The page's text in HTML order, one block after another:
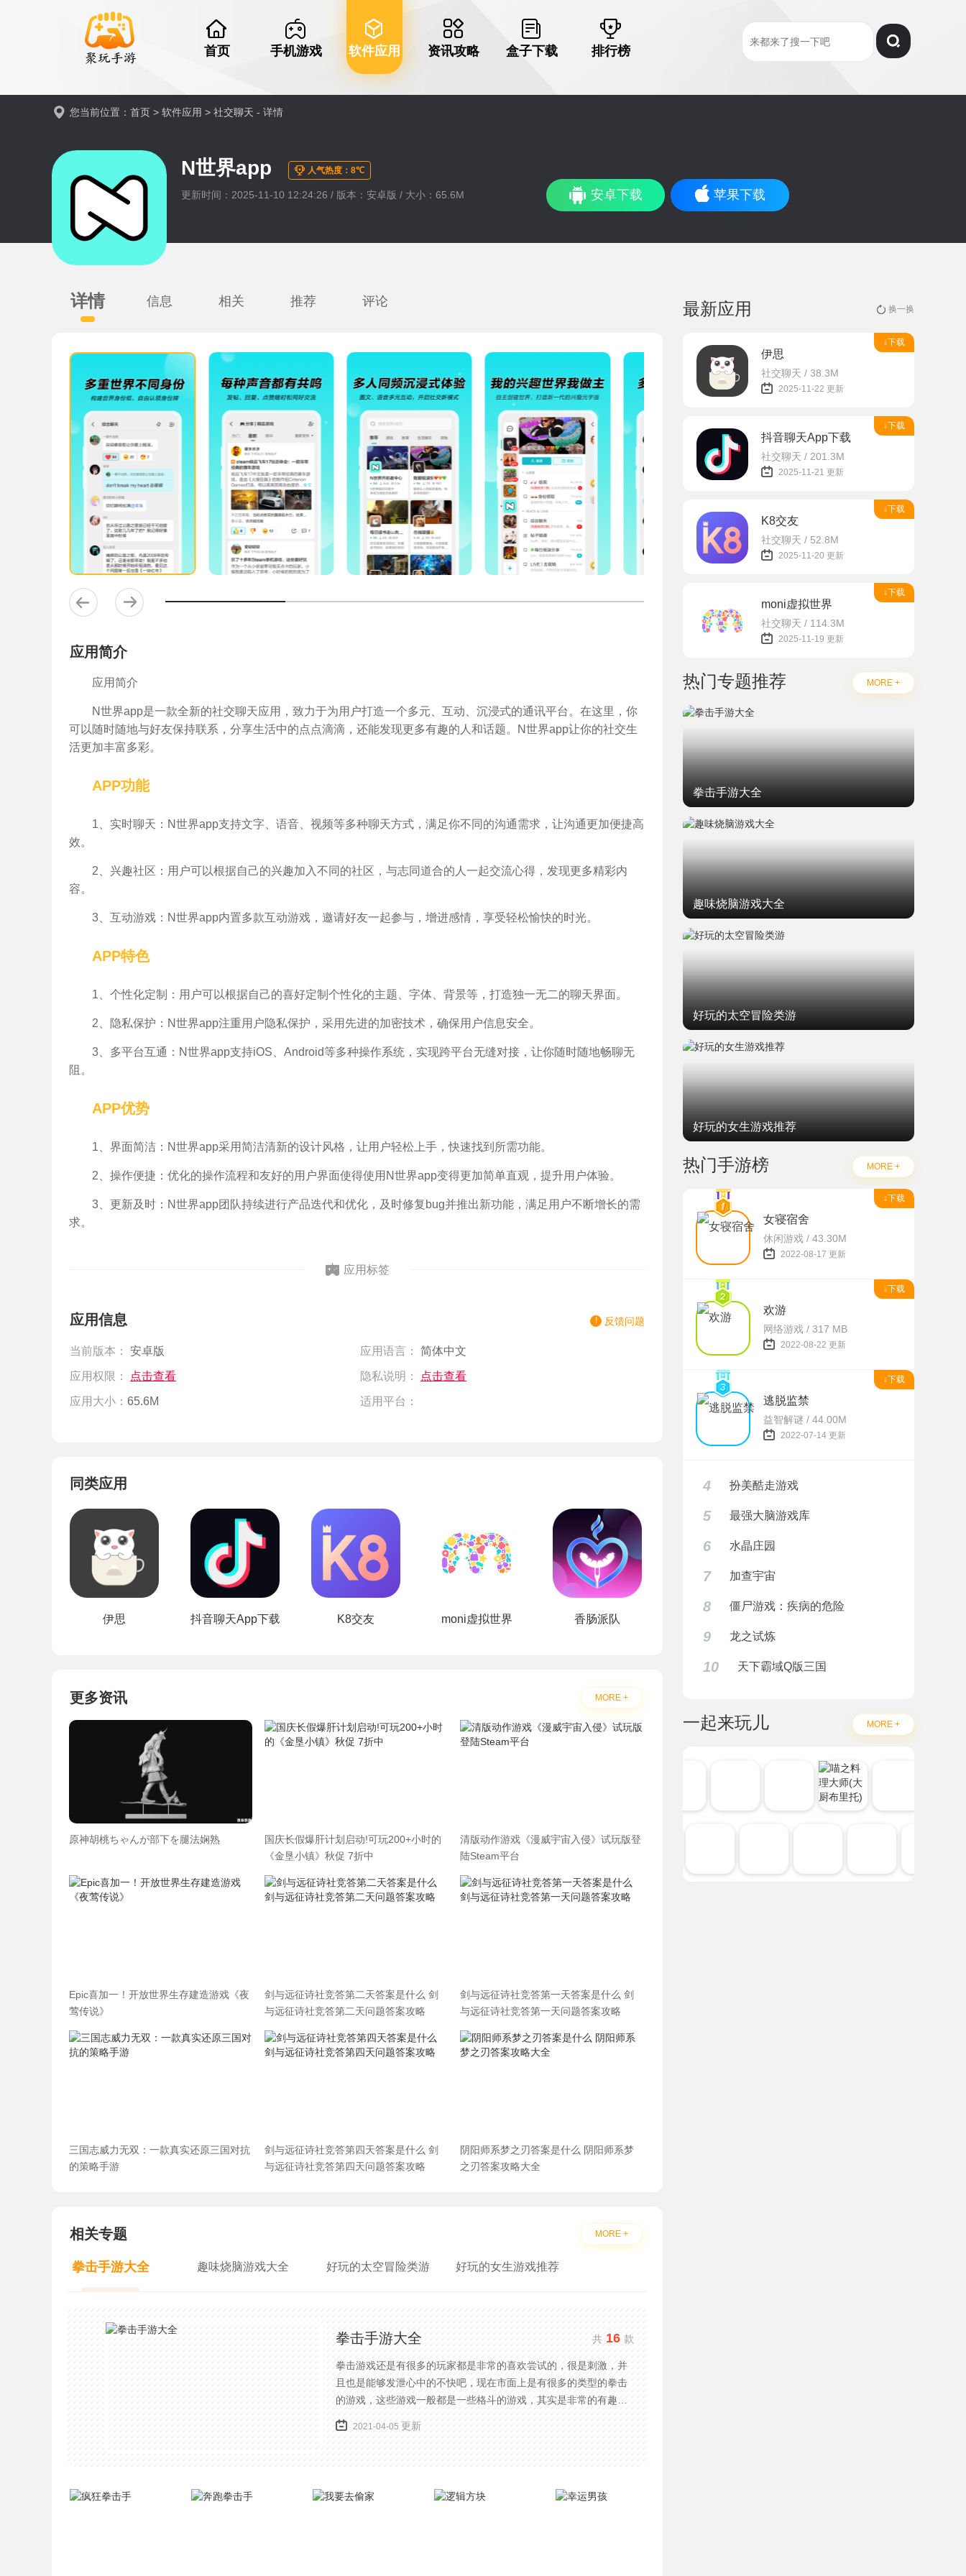
首页 手机游戏 软件应用 资讯攻略 盒子下载 排行榜
您当前位置： 首页 > 软件应用 > 社交聊天 - 详情
N世界app 人气热度：8℃
更新时间：2025-11-10 12:24:26 / 版本：安卓版 / 大小：65.6M 安卓下载 苹果下载
详情 信息 相关 推荐 评论
应用简介
应用简介
N世界app是一款全新的社交聊天应用，致力于为用户打造一个多元、互动、沉浸式的通讯平台。在这里，你
可以随时随地与好友保持联系，分享生活中的点点滴滴，还能发现更多有趣的人和话题。N世界app让你的社交生
活更加丰富多彩。
APP功能
1、实时聊天：N世界app支持文字、语音、视频等多种聊天方式，满足你不同的沟通需求，让沟通更加便捷高
效。
2、兴趣社区：用户可以根据自己的兴趣加入不同的社区，与志同道合的人一起交流心得，发现更多精彩内
容。
3、互动游戏：N世界app内置多款互动游戏，邀请好友一起参与，增进感情，享受轻松愉快的时光。
APP特色
1、个性化定制：用户可以根据自己的喜好定制个性化的主题、字体、背景等，打造独一无二的聊天界面。
2、隐私保护：N世界app注重用户隐私保护，采用先进的加密技术，确保用户信息安全。
3、多平台互通：N世界app支持iOS、Android等多种操作系统，实现跨平台无缝对接，让你随时随地畅聊无
阻。
APP优势
1、界面简洁：N世界app采用简洁清新的设计风格，让用户轻松上手，快速找到所需功能。
2、操作便捷：优化的操作流程和友好的用户界面使得使用N世界app变得更加简单直观，提升用户体验。
3、更新及时：N世界app团队持续进行产品迭代和优化，及时修复bug并推出新功能，满足用户不断增长的需
求。
应用标签
应用信息 反馈问题
当前版本： 安卓版 应用语言： 简体中文
应用权限： 点击查看 隐私说明： 点击查看
应用大小： 65.6M 适用平台：
同类应用
伊思 抖音聊天App下载 K8交友 moni虚拟世界 香肠派队
更多资讯 MORE +
原神胡桃ちゃんが部下を腿法娴熟
国庆长假爆肝计划启动!可玩200+小时的
《金垦小镇》秋促 7折中
清版动作游戏《漫威宇宙入侵》试玩版登
陆Steam平台
Epic喜加一！开放世界生存建造游戏《夜
莺传说》
剑与远征诗社竞答第二天答案是什么 剑
与远征诗社竞答第二天问题答案攻略
剑与远征诗社竞答第一天答案是什么 剑
与远征诗社竞答第一天问题答案攻略
三国志威力无双：一款真实还原三国对抗
的策略手游
剑与远征诗社竞答第四天答案是什么 剑
与远征诗社竞答第四天问题答案攻略
阴阳师系梦之刃答案是什么 阴阳师系梦
之刃答案攻略大全
相关专题 MORE +
拳击手游大全 趣味烧脑游戏大全 好玩的太空冒险类游 好玩的女生游戏推荐
拳击手游大全 共16 款
拳击游戏还是有很多的玩家都是非常的喜欢尝试的，很是刺激，并
且也是能够发泄心中的不快吧，现在市面上是有很多的类型的拳击
的游戏，这些游戏一般都是一些格斗的游戏，其实是非常的有趣，
也是相当的刺激的，游戏中是有一些不同的场景都是能够去进行体
验的，我们也是能够去刺激的进行对战的，小编现在就是收集了一
2021-04-05 更新
最新应用 换一换
↓下载
伊思
社交聊天 / 38.3M
2025-11-22 更新
↓下载
抖音聊天App下载
社交聊天 / 201.3M
2025-11-21 更新
↓下载
K8交友
社交聊天 / 52.8M
2025-11-20 更新
↓下载
moni虚拟世界
社交聊天 / 114.3M
2025-11-19 更新
热门专题推荐 MORE +
拳击手游大全
趣味烧脑游戏大全
好玩的太空冒险类游
好玩的女生游戏推荐
热门手游榜 MORE +
↓下载
女寝宿舍
休闲游戏 / 43.30M
2022-08-17 更新
↓下载
欢游
网络游戏 / 317 MB
2022-08-22 更新
↓下载
逃脱监禁
益智解谜 / 44.00M
2022-07-14 更新
4 扮美酷走游戏
5 最强大脑游戏库
6 水晶庄园
7 加查宇宙
8 僵尸游戏：疾病的危险
9 龙之试炼
10 天下霸域Q版三国
一起来玩儿 MORE +